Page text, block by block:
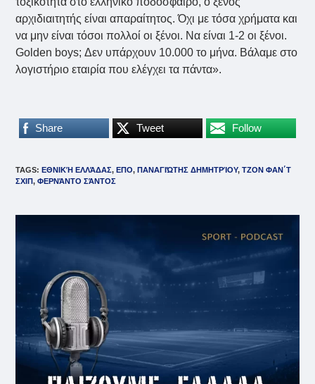
αρχιδιαιτητής είναι απαραίτητος. Όχι με τόσα χρήματα και
να μην είναι τόσοι πολλοί οι ξένοι. Να είναι 1-2 οι ξένοι.
Golden boys; Δεν υπάρχουν 10.000 το μήνα. Βάλαμε στο
λογιστήριο εταιρία που ελέγχει τα πάντα».
Share Tweet Follow
TAGS: ΕΘΝΙΚΉ ΕΛΛΆΔΑΣ, ΕΠΟ, ΠΑΝΑΓΙΏΤΗΣ ΔΗΜΗΤΡΊΟΥ, ΤΖΟΝ ΦΑΝ΄Τ
ΣΧΙΠ, ΦΕΡΝΆΝΤΟ ΣΆΝΤΟΣ